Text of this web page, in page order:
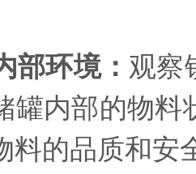
部环境： 观察
罐内部的物
料的品质和安